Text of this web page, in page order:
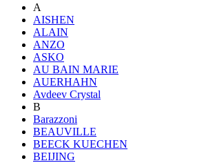
A
AISHEN
ALAIN
ANZO
ASKO
AU BAIN MARIE
AUERHAHN
Avdeev Crystal
B
Barazzoni
BEAUVILLE
BEECK KUECHEN
BEIJING